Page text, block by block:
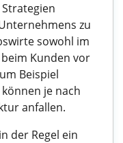
zu
sowohl im
Kunden vor
Beispiel
je nach
anfallen.
der Regel ein